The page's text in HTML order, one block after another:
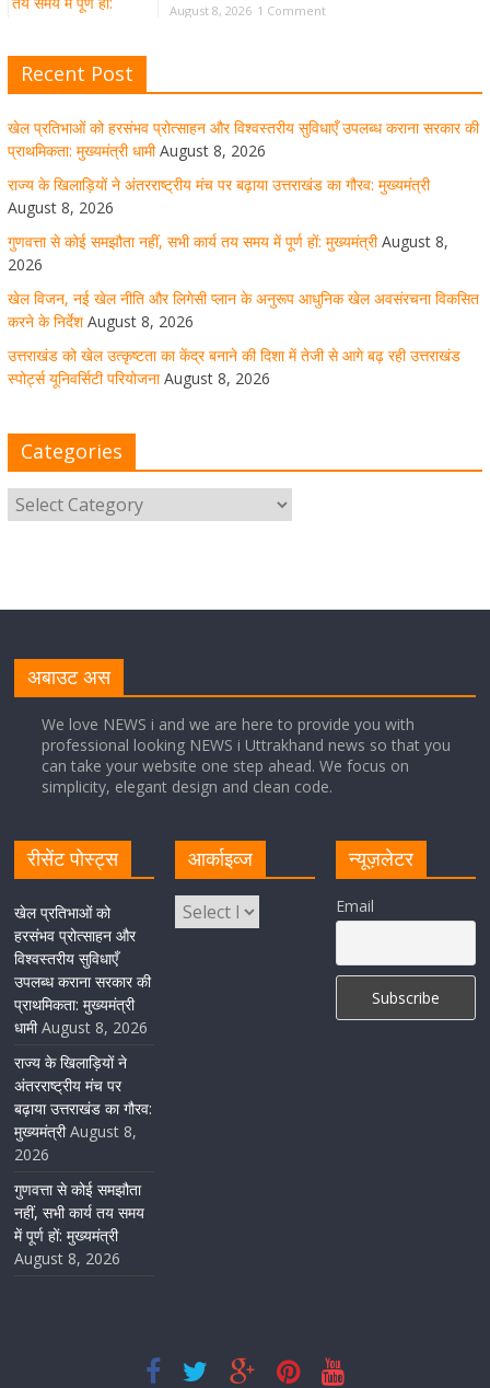
August 8, 2026 1 Comment
अवसंरचना विकसित करने के निर्देश
August 8, 2026 1 Comment
उत्तराखंड को खेल उत्कृष्टता का केंद्र बनाने की दिशा में तेजी से आगे
बढ़ रही उत्तराखंड स्पोर्ट्स यूनिवर्सिटी परियोजना
August 8, 2026 1 Comment
मुख्य सचिव ने कहा- कौशल विकास से संबंधित सभी विभाग एक
Cabinet Baithak: उत्तराखंड में श्रमिकों को हर महीने 7 तारीख
तक मिलेगी मजदूरी, ओवरटाइम पर मिलेगा दोगुना भुगतान
केंद्रीय रेल मंत्री ने मुख्यमंत्री के अनुरोध पर बनबसा रेलवे स्टेशन पर
अमृतसर–टनकपुर एक्सप्रेस के ठहराव को स्वीकृति
Recent Post
खेल प्रतिभाओं को हरसंभव प्रोत्साहन और विश्वस्तरीय सुविधाएँ उपलब्ध कराना सरकार की
प्राथमिकता: मुख्यमंत्री धामी August 8, 2026
राज्य के खिलाड़ियों ने अंतरराष्ट्रीय मंच पर बढ़ाया उत्तराखंड का गौरव: मुख्यमंत्री
August 8, 2026
गुणवत्ता से कोई समझौता नहीं, सभी कार्य तय समय में पूर्ण हों: मुख्यमंत्री August 8,
2026
खेल विजन, नई खेल नीति और लिगेसी प्लान के अनुरूप आधुनिक खेल अवसंरचना विकसित
करने के निर्देश August 8, 2026
उत्तराखंड को खेल उत्कृष्टता का केंद्र बनाने की दिशा में तेजी से आगे बढ़ रही उत्तराखंड
स्पोर्ट्स यूनिवर्सिटी परियोजना August 8, 2026
Categories
अबाउट अस
We love NEWS i and we are here to provide you with
professional looking NEWS i Uttrakhand news so that you
can take your website one step ahead. We focus on
simplicity, elegant design and clean code.
रीसेंट पोस्ट्स
खेल प्रतिभाओं को
हरसंभव प्रोत्साहन और
विश्वस्तरीय सुविधाएँ
उपलब्ध कराना सरकार की
प्राथमिकता: मुख्यमंत्री
धामी August 8, 2026
राज्य के खिलाड़ियों ने
अंतरराष्ट्रीय मंच पर
बढ़ाया उत्तराखंड का गौरव:
मुख्यमंत्री August 8,
2026
गुणवत्ता से कोई समझौता
नहीं, सभी कार्य तय समय
में पूर्ण हों: मुख्यमंत्री
August 8, 2026
आर्काइव्ज न्यूज़लेटर
Email